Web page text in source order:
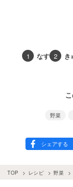
1 なす 2 き
野菜
TOP レシピ 野菜